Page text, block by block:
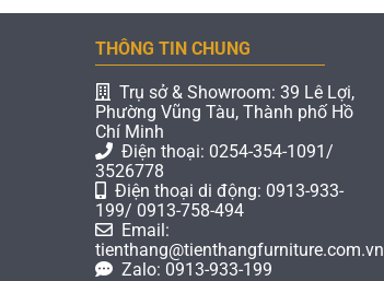
THÔNG TIN CHUNG
Trụ sở & Showroom: 39 Lê Lợi,
Phường Vũng Tàu, Thành phố Hồ
Chí Minh
Điện thoại: 0254-354-1091/
3526778
Điện thoại di động: 0913-933-
199/ 0913-758-494
Email:
tienthang@tienthangfurniture.com.vn
Zalo: 0913-933-199